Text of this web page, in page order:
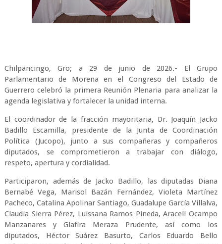
Chilpancingo, Gro; a 29 de junio de 2026.- El Grupo
Parlamentario de Morena en el Congreso del Estado de
Guerrero celebró la primera Reunión Plenaria para analizar la
agenda legislativa y fortalecer la unidad interna.
El coordinador de la fracción mayoritaria, Dr. Joaquín Jacko
Badillo Escamilla, presidente de la Junta de Coordinación
Política (Jucopo), junto a sus compañeras y compañeros
diputados, se comprometieron a trabajar con diálogo,
respeto, apertura y cordialidad.
Participaron, además de Jacko Badillo, las diputadas Diana
Bernabé Vega, Marisol Bazán Fernández, Violeta Martínez
Pacheco, Catalina Apolinar Santiago, Guadalupe García Villalva,
Claudia Sierra Pérez, Luissana Ramos Pineda, Araceli Ocampo
Manzanares y Glafira Meraza Prudente, así como los
diputados, Héctor Suárez Basurto, Carlos Eduardo Bello